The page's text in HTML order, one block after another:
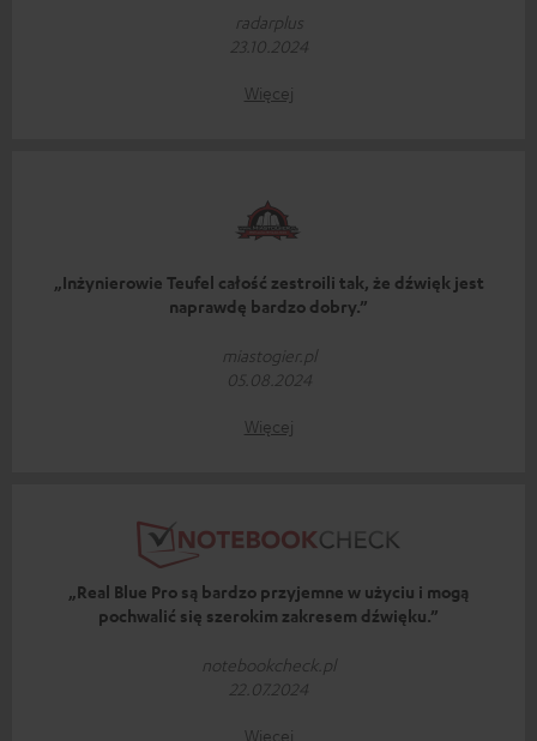
radarplus
23.10.2024
Więcej
„Inżynierowie Teufel całość zestroili tak, że dźwięk jest
naprawdę bardzo dobry.”
miastogier.pl
05.08.2024
Więcej
„Real Blue Pro są bardzo przyjemne w użyciu i mogą
pochwalić się szerokim zakresem dźwięku.”
notebookcheck.pl
22.07.2024
Więcej